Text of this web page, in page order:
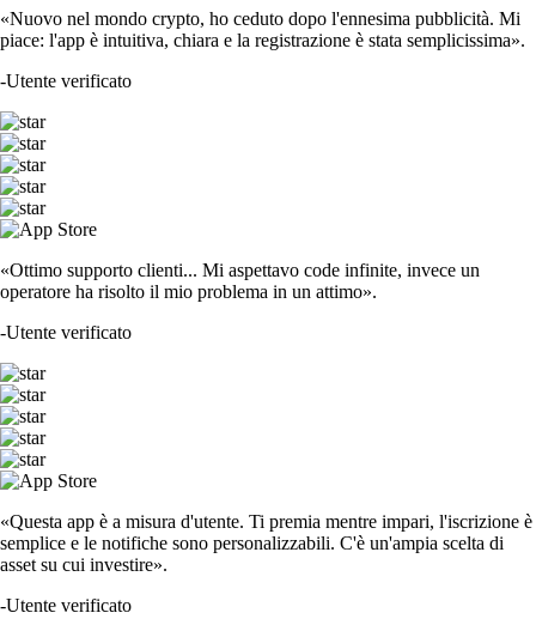
«Nuovo nel mondo crypto, ho ceduto dopo l'ennesima pubblicità. Mi
piace: l'app è intuitiva, chiara e la registrazione è stata semplicissima».
-Utente verificato
«Ottimo supporto clienti... Mi aspettavo code infinite, invece un
operatore ha risolto il mio problema in un attimo».
-Utente verificato
«Questa app è a misura d'utente. Ti premia mentre impari, l'iscrizione è
semplice e le notifiche sono personalizzabili. C'è un'ampia scelta di
asset su cui investire».
-Utente verificato